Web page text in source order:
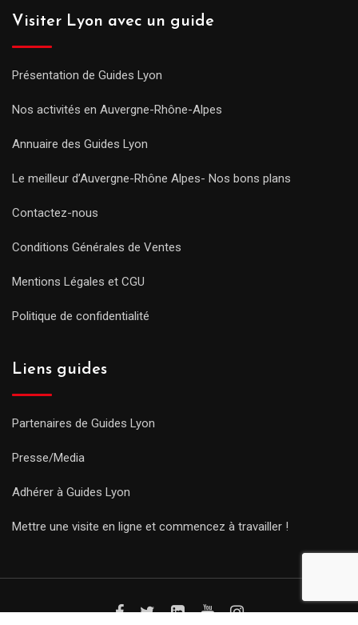
Visiter Lyon avec un guide
Présentation de Guides Lyon
Nos activités en Auvergne-Rhône-Alpes
Annuaire des Guides Lyon
Le meilleur d’Auvergne-Rhône Alpes- Nos bons plans
Contactez-nous
Conditions Générales de Ventes
Mentions Légales et CGU
Politique de confidentialité
Liens guides
Partenaires de Guides Lyon
Presse/Media
Adhérer à Guides Lyon
Mettre une visite en ligne et commencez à travailler !